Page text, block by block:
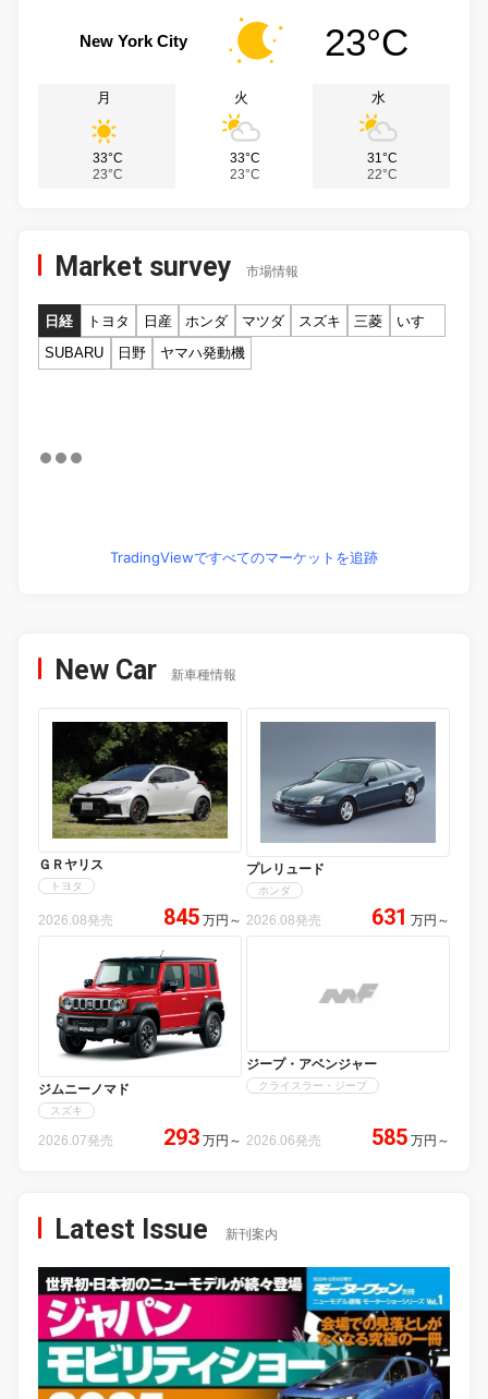
New York City 23°C
月
33°C
23°C
火
33°C
23°C
水
31°C
22°C
Market survey 市場情報
日経 トヨタ 日産 ホンダ マツダ スズキ 三菱
いすゞ
SUBARU
日野 ヤマハ発動機
TradingViewですべてのマーケットを追跡
New Car 新車種情報
ＧＲヤリス
トヨタ
2026.08発売 845 万円 ～
プレリュード
ホンダ
2026.08発売 631 万円 ～
ジムニーノマド
スズキ
2026.07発売 293 万円 ～
ジープ・アベンジャー
クライスラー・ジープ
2026.06発売 585 万円 ～
Latest Issue 新刊案内